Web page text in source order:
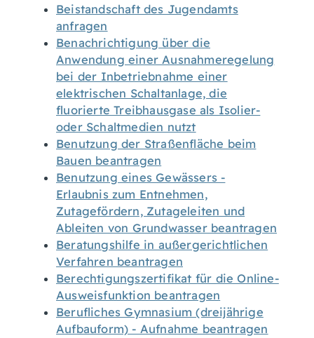
Beistandschaft des Jugendamts
anfragen
Benachrichtigung über die
Anwendung einer Ausnahmeregelung
bei der Inbetriebnahme einer
elektrischen Schaltanlage, die
fluorierte Treibhausgase als Isolier-
oder Schaltmedien nutzt
Benutzung der Straßenfläche beim
Bauen beantragen
Benutzung eines Gewässers -
Erlaubnis zum Entnehmen,
Zutagefördern, Zutageleiten und
Ableiten von Grundwasser beantragen
Beratungshilfe in außergerichtlichen
Verfahren beantragen
Berechtigungszertifikat für die Online-
Ausweisfunktion beantragen
Berufliches Gymnasium (dreijährige
Aufbauform) - Aufnahme beantragen